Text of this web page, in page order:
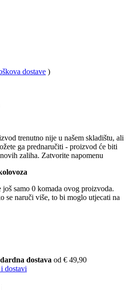
dostave )
trenutno nije u našem skladištu, ali
ga prednaručiti - proizvod će biti
zaliha. Zatvorite napomenu
još samo 0 komada ovog proizvoda.
se naruči više, to bi moglo utjecati na
dostava od € 49,90
dostavi